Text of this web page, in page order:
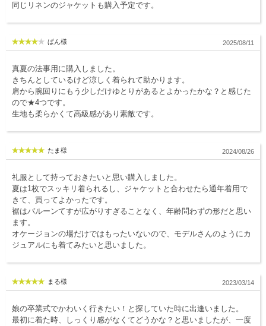
実店舗のご案内
FOLLOW US ON
LINE@お友だち登録で
brand site
同じリネンのジャケットも購入予定です。
ぱん様 2025/08/11
真夏の法事用に購入しました。
きちんとしているけど涼しく着られて助かります。
肩から腕回りにもう少しだけゆとりがあるとよかったかな？と感じた
ので★4つです。
生地も柔らかくて高級感があり素敵です。
たま様 2024/08/26
礼服として持っておきたいと思い購入しました。
夏は1枚でスッキリ着られるし、ジャケットと合わせたら通年着用で
きて、買ってよかったです。
裾はバルーンてすが広がりすぎることなく、年齢問わずの形だと思い
ます。
オケージョンの場だけではもったいないので、モデルさんのようにカ
ジュアルにも着てみたいと思いました。
まる様 2023/03/14
娘の卒業式でかわいく行きたい！と探していた時に出逢いました。
最初に着た時、しっくり感がなくてどうかな？と思いましたが、一度